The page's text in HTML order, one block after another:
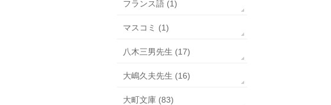
フランス語 (1)
マスコミ (1)
八木三男先生 (17)
大嶋久夫先生 (16)
大町文庫 (83)